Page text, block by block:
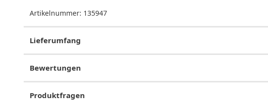
Artikelnummer: 135947
Lieferumfang
Bewertungen
Produktfragen